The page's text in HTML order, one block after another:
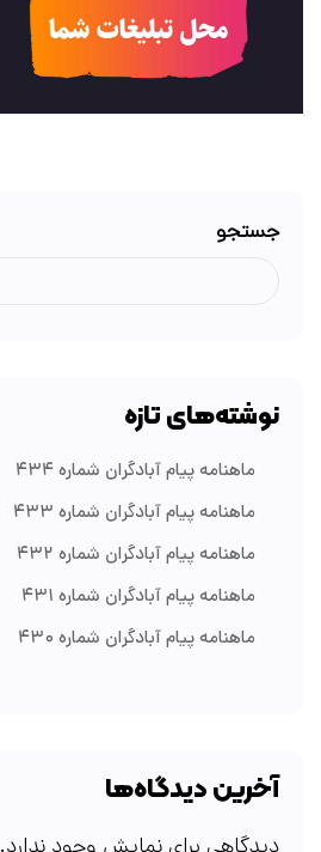
جستجو
نوشته‌های تازه
ماهنامه پیام آبادگران شماره ۴۳۴
ماهنامه پیام آبادگران شماره ۴۳۳
ماهنامه پیام آبادگران شماره ۴۳۲
ماهنامه پیام آبادگران شماره ۴۳۱
ماهنامه پیام آبادگران شماره ۴۳۰
آخرین دیدگاه‌ها